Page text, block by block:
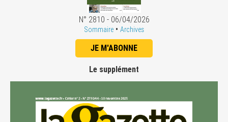
N° 2810 - 06/04/2026
Sommaire • Archives
JE M'ABONNE
Le supplément